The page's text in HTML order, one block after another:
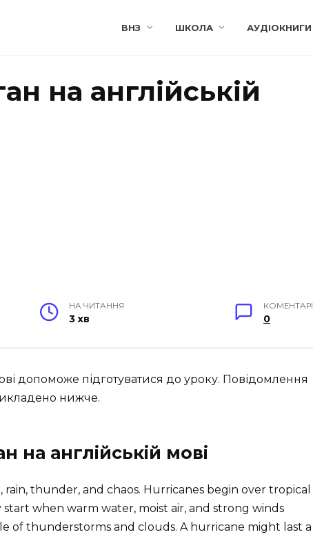
ВНЗ ШКОЛА АУДІОКНИГИ
на англійській
НА ЧИТАННЯ
3 хв
КОМЕНТАРІ
0
допоможе підготуватися до уроку. Повідомлення
нижче.
на англійській мові
thunder, and chaos. Hurricanes begin over tropical
when warm water, moist air, and strong winds
of thunderstorms and clouds. A hurricane might last a